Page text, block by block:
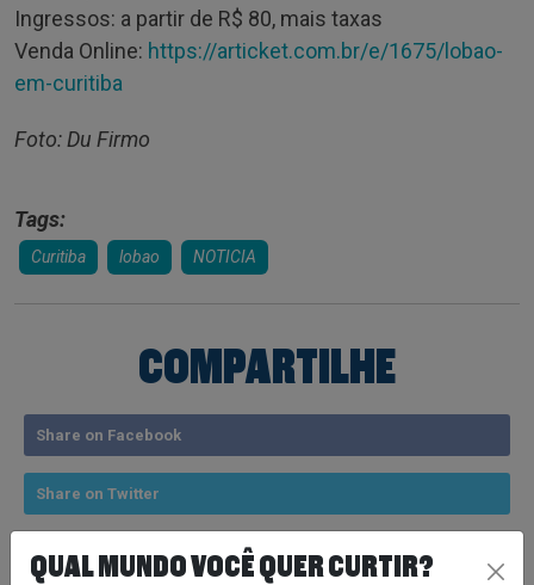
Ingressos: a partir de R$ 80, mais taxas
Venda Online: https://articket.com.br/e/1675/lobao-
em-curitiba
Foto: Du Firmo
Tags:
Curitiba lobao NOTICIA
COMPARTILHE
Share on Facebook
Share on Twitter
Share on Google+
QUAL MUNDO VOCÊ QUER CURTIR?